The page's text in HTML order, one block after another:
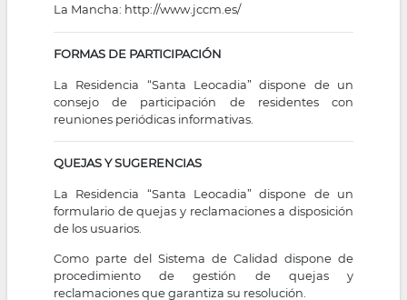
La Mancha: http://www.jccm.es/
FORMAS DE PARTICIPACIÓN
La Residencia “Santa Leocadia” dispone de un
consejo de participación de residentes con
reuniones periódicas informativas.
QUEJAS Y SUGERENCIAS
La Residencia “Santa Leocadia” dispone de un
formulario de quejas y reclamaciones a disposición
de los usuarios.
Como parte del Sistema de Calidad dispone de
procedimiento de gestión de quejas y
reclamaciones que garantiza su resolución.